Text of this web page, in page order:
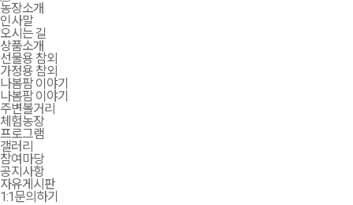
농장소개
인사말
오시는 길
상품소개
선물용 참외
가정용 참외
나봄팜 이야기
나봄팜 이야기
주변볼거리
체험농장
프로그램
갤러리
참여마당
공지사항
자유게시판
1:1문의하기